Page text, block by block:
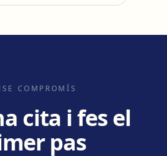
COMPROMÍS
cita i fes el
pas